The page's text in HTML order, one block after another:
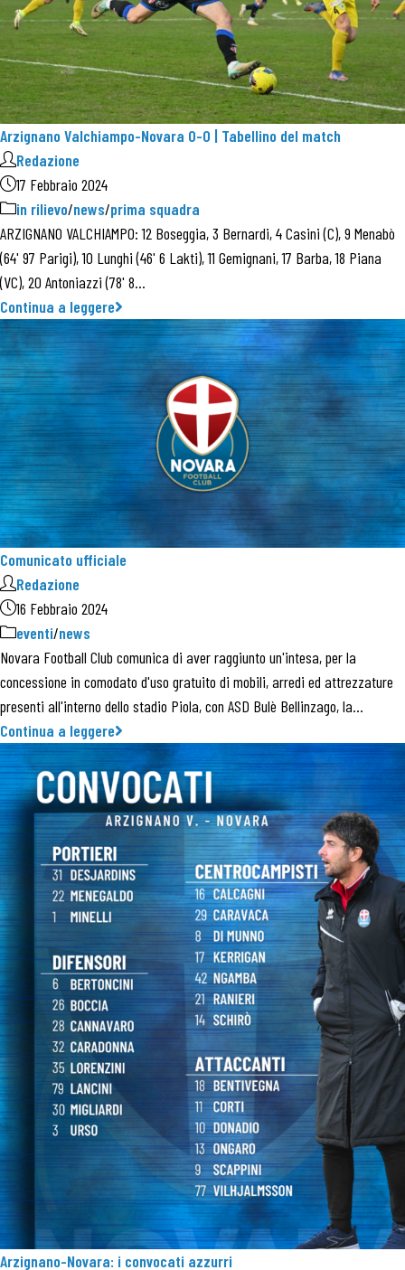
Arzignano Valchiampo-Novara 0-0 | Tabellino del match
Redazione
17 Febbraio 2024
in rilievo/news/prima squadra
ARZIGNANO VALCHIAMPO: 12 Boseggia, 3 Bernardi, 4 Casini (C), 9 Menabò
(64' 97 Parigi), 10 Lunghi (46' 6 Lakti), 11 Gemignani, 17 Barba, 18 Piana
(VC), 20 Antoniazzi (78' 8…
Continua a leggere
Comunicato ufficiale
Redazione
16 Febbraio 2024
eventi/news
Novara Football Club comunica di aver raggiunto un'intesa, per la
concessione in comodato d'uso gratuito di mobili, arredi ed attrezzature
presenti all'interno dello stadio Piola, con ASD Bulè Bellinzago, la…
Continua a leggere
Arzignano-Novara: i convocati azzurri